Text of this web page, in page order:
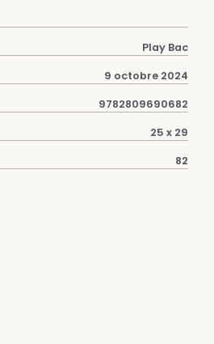
Play Bac
9 octobre 2024
9782809690682
25 x 29
82